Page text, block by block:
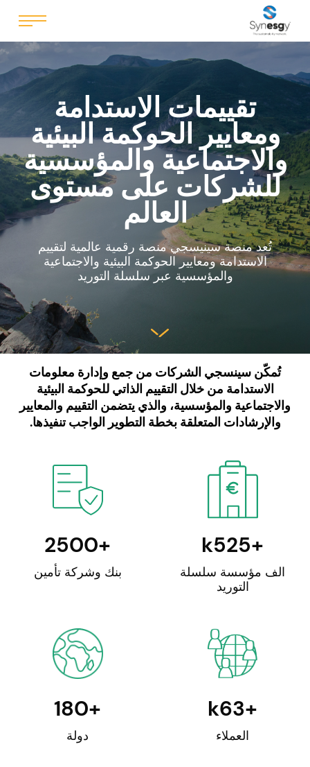
تقييمات الاستدامة
ومعايير الحوكمة البيئية
والاجتماعية والمؤسسية
للشركات على مستوى
العالم
تُعد منصة سينيسجي منصة رقمية عالمية لتقييم
الاستدامة ومعايير الحوكمة البيئية والاجتماعية
والمؤسسية عبر سلسلة التوريد
تُمكّن سينسجي الشركات من جمع وإدارة معلومات
الاستدامة من خلال التقييم الذاتي للحوكمة البيئية
والاجتماعية والمؤسسية، والذي يتضمن التقييم والمعايير
والإرشادات المتعلقة بخطة التطوير الواجب تنفيذها.
+
525
k
الف مؤسسة سلسلة
التوريد
+
2500
بنك وشركة تأمين
+
63
k
العملاء
+
180
دولة